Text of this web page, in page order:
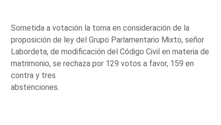
Sometida a votación la toma en consideración de la
proposición de ley del Grupo Parlamentario Mixto, señor
Labordeta, de modificación del Código Civil en materia de
matrimonio, se rechaza por 129 votos a favor, 159 en
contra y tres
abstenciones.